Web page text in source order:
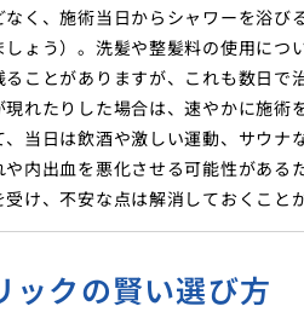
く、施術当日からシャワーを浴
ょう）。洗髪や整髪料の使用に
ことがありますが、これも数日
れたりした場合は、速やかに施
当日は飲酒や激しい運動、サウ
内出血を悪化させる可能性があ
け、不安な点は解消しておくこと
ックの賢い選び方